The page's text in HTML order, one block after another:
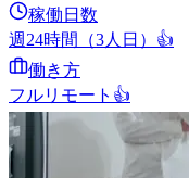
稼働日数
週24時間（3人日） 👍
働き方
フルリモート 👍